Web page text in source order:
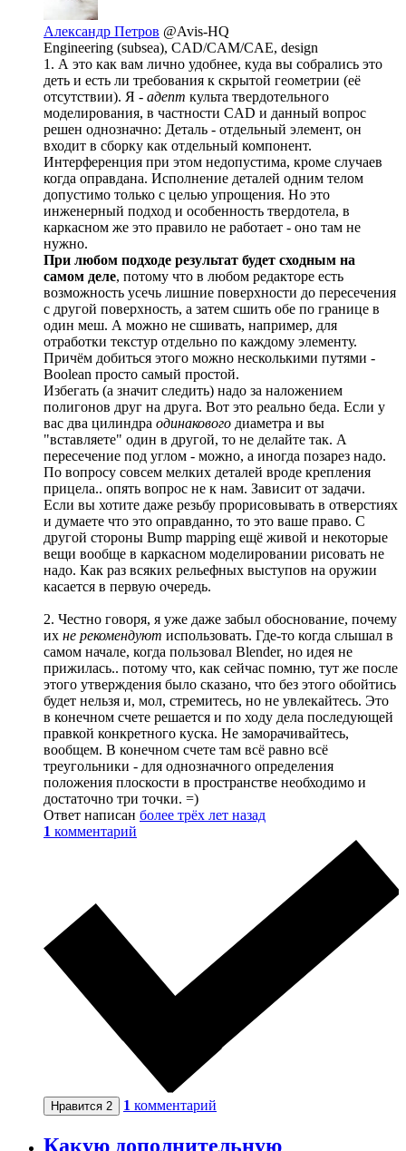
Александр Петров @Avis-HQ
Engineering (subsea), CAD/CAM/CAE, design
1. А это как вам лично удобнее, куда вы собрались это
деть и есть ли требования к скрытой геометрии (её
отсутствии). Я - адепт культа твердотельного
моделирования, в частности CAD и данный вопрос
решен однозначно: Деталь - отдельный элемент, он
входит в сборку как отдельный компонент.
Интерференция при этом недопустима, кроме случаев
когда оправдана. Исполнение деталей одним телом
допустимо только с целью упрощения. Но это
инженерный подход и особенность твердотела, в
каркасном же это правило не работает - оно там не
нужно.
При любом подходе результат будет сходным на
самом деле, потому что в любом редакторе есть
возможность усечь лишние поверхности до пересечения
с другой поверхность, а затем сшить обе по границе в
один меш. А можно не сшивать, например, для
отработки текстур отдельно по каждому элементу.
Причём добиться этого можно несколькими путями -
Boolean просто самый простой.
Избегать (а значит следить) надо за наложением
полигонов друг на друга. Вот это реально беда. Если у
вас два цилиндра одинакового диаметра и вы
"вставляете" один в другой, то не делайте так. А
пересечение под углом - можно, а иногда позарез надо.
По вопросу совсем мелких деталей вроде крепления
прицела.. опять вопрос не к нам. Зависит от задачи.
Если вы хотите даже резьбу прорисовывать в отверстиях
и думаете что это оправданно, то это ваше право. С
другой стороны Bump mapping ещё живой и некоторые
вещи вообще в каркасном моделировании рисовать не
надо. Как раз всяких рельефных выступов на оружии
касается в первую очередь.
2. Честно говоря, я уже даже забыл обоснование, почему
их не рекомендуют использовать. Где-то когда слышал в
самом начале, когда пользовал Blender, но идея не
прижилась.. потому что, как сейчас помню, тут же после
этого утверждения было сказано, что без этого обойтись
будет нельзя и, мол, стремитесь, но не увлекайтесь. Это
в конечном счете решается и по ходу дела последующей
правкой конкретного куска. Не заморачивайтесь,
вообщем. В конечном счете там всё равно всё
треугольники - для однозначного определения
положения плоскости в пространстве необходимо и
достаточно три точки. =)
Ответ написан более трёх лет назад
1 комментарий
Нравится 2 1 комментарий
Какую дополнительную